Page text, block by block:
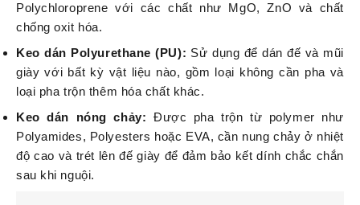
Polychloroprene với các chất như MgO, ZnO và chất
chống oxit hóa.
Keo dán Polyurethane (PU): Sử dụng để dán đế và mũi
giày với bất kỳ vật liệu nào, gồm loại không cần pha và
loại pha trộn thêm hóa chất khác.
Keo dán nóng chảy: Được pha trộn từ polymer như
Polyamides, Polyesters hoặc EVA, cần nung chảy ở nhiệt
độ cao và trét lên đế giày để đảm bảo kết dính chắc chắn
sau khi nguội.